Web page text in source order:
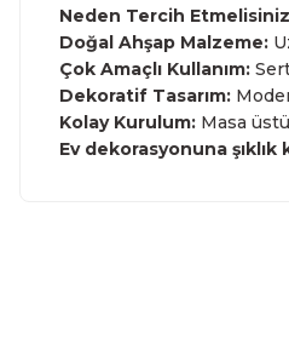
Neden Tercih
Doğal Ahşap Malzeme:
Çok Amaçlı Kullanım:
Dekoratif Tasarım:
Kolay Kurulum: Masa
Ev dekorasyonuna şıklık